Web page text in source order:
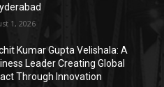
1, 2026
Kumar Gupta Velishala: A
Leader Creating Global
Through Innovation